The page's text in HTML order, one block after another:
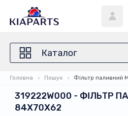
Каталог
Головна Пошук Фільтр паливний
319222W000 - ФІЛЬТР
84X70X62